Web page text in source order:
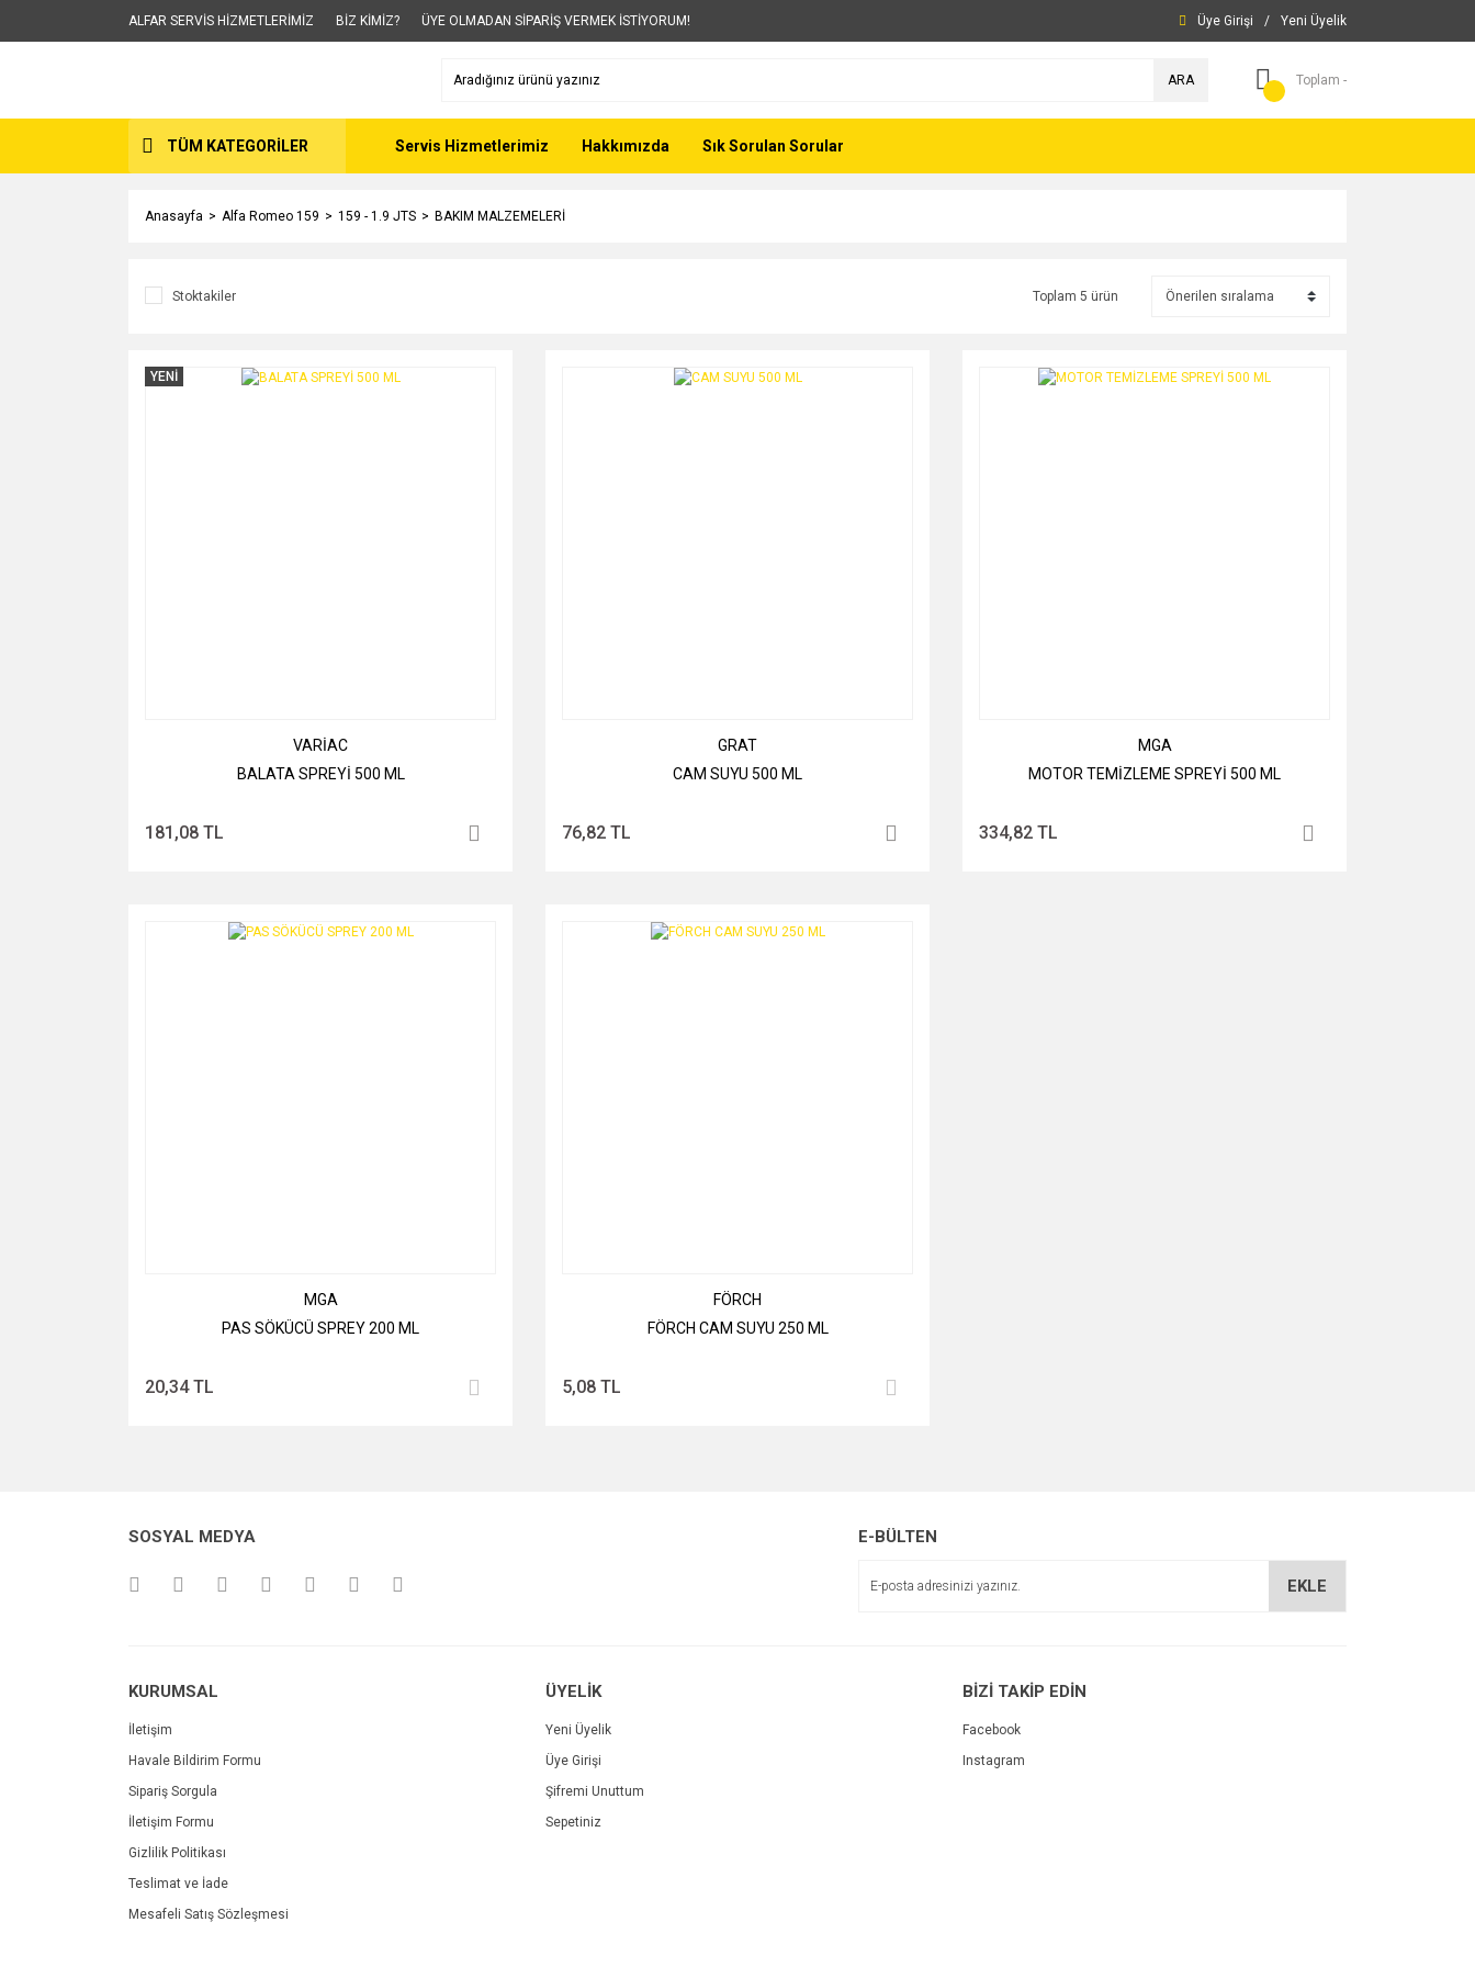
ALFAR SERVİS HİZMETLERİMİZ BİZ KİMİZ? ÜYE OLMADAN SİPARİŞ VERMEK İSTİYORUM! Üye Girişi / Yeni Üyelik
ARA Toplam -
TÜM KATEGORİLER Servis Hizmetlerimiz Hakkımızda Sık Sorulan Sorular
Anasayfa Alfa Romeo 159 159 - 1.9 JTS BAKIM MALZEMELERİ
Stoktakiler Toplam 5 ürün
YENİ
VARİAC
BALATA SPREYİ 500 ML
181,08 TL
GRAT
CAM SUYU 500 ML
76,82 TL
MGA
MOTOR TEMİZLEME SPREYİ 500 ML
334,82 TL
MGA
PAS SÖKÜCÜ SPREY 200 ML
20,34 TL
FÖRCH
FÖRCH CAM SUYU 250 ML
5,08 TL
SOSYAL MEDYA E-BÜLTEN
EKLE
KURUMSAL
İletişim
Havale Bildirim Formu
Sipariş Sorgula
İletişim Formu
Gizlilik Politikası
Teslimat ve İade
Mesafeli Satış Sözleşmesi
ÜYELİK
Yeni Üyelik
Üye Girişi
Şifremi Unuttum
Sepetiniz
BİZİ TAKİP EDİN
Facebook
Instagram